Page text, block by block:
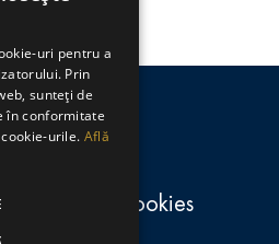
și cookies
ani.
uri pentru a
Prin
sunteți de
în conformitate
urile. Află